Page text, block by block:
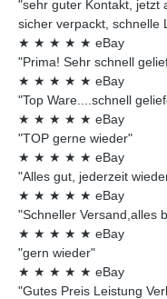
"sehr guter Kontakt, jetzt
sicher verpackt, schnelle
★ ★ ★ ★ ★ eBay
"Prima! Sehr schnell
★ ★ ★ ★ ★ eBay
"Top Ware....schnell
★ ★ ★ ★ ★ eBay
"TOP gerne wieder"
★ ★ ★ ★ ★ eBay
"Alles gut, jederzeit
★ ★ ★ ★ ★ eBay
"Schneller Versand,alles
★ ★ ★ ★ ★ eBay
"gern wieder"
★ ★ ★ ★ ★ eBay
"Gutes Preis Leistung